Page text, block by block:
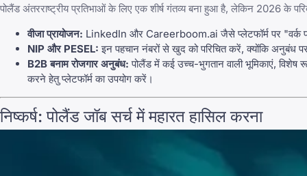
पोलैंड अंतरराष्ट्रीय प्रतिभाओं के लिए एक शीर्ष गंतव्य बना हुआ है, लेकिन 2026 के
वीजा प्रायोजन: LinkedIn और Careerboom.ai जैसे प्लेटफॉर्म पर
NIP और PESEL: इन पहचान नंबरों से खुद को परिचित करें, क्योंकि अनुबंध
B2B बनाम रोजगार अनुबंध: पोलैंड में कई उच्च-भुगतान वाली भूमिकाएं, विशेष
करने हेतु प्लेटफॉर्म का उपयोग करें।
निष्कर्ष: पोलैंड जॉब सर्च में महारत हासिल करना